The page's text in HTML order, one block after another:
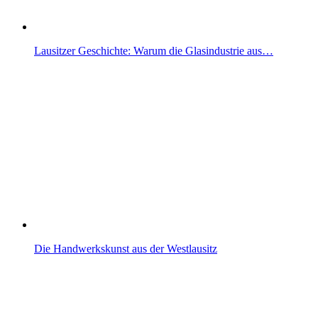
Lausitzer Geschichte: Warum die Glasindustrie aus…
Die Handwerkskunst aus der Westlausitz